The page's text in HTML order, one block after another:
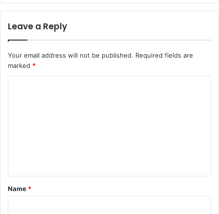
Leave a Reply
Your email address will not be published. Required fields are
marked *
*
Name *